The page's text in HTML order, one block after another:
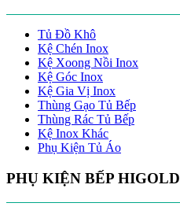
Tủ Đồ Khô
Kệ Chén Inox
Kệ Xoong Nồi Inox
Kệ Góc Inox
Kệ Gia Vị Inox
Thùng Gạo Tủ Bếp
Thùng Rác Tủ Bếp
Kệ Inox Khác
Phụ Kiện Tủ Áo
PHỤ KIỆN BẾP HIGOLD